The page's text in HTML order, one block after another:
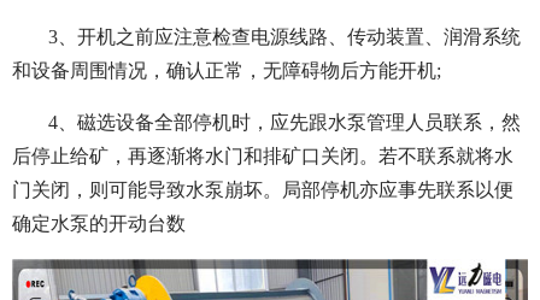
3、开机之前应注意检查电源线路、传动装置、润滑系统
和设备周围情况，确认正常，无障碍物后方能开机;
4、磁选设备全部停机时，应先跟水泵管理人员联系，然
后停止给矿，再逐渐将水门和排矿口关闭。若不联系就将水
门关闭，则可能导致水泵崩坏。局部停机亦应事先联系以便
确定水泵的开动台数